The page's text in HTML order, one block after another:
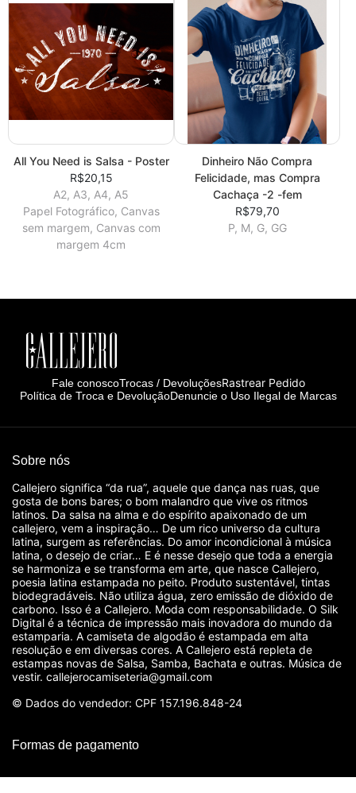
All You Need is Salsa - Poster
R$20,15
A2, A3, A4, A5
Papel Fotográfico, Canvas
sem margem, Canvas com
margem 4cm
Dinheiro Não Compra
Felicidade, mas Compra
Cachaça -2 -fem
R$79,70
P, M, G, GG
Fale conoscoTrocas / DevoluçõesRastrear Pedido
Política de Troca e DevoluçãoDenuncie o Uso Ilegal de Marcas
Sobre nós
Callejero significa “da rua”, aquele que dança nas ruas, que
gosta de bons bares; o bom malandro que vive os ritmos
latinos. Da salsa na alma e do espírito apaixonado de um
callejero, vem a inspiração… De um rico universo da cultura
latina, surgem as referências. Do amor incondicional à música
latina, o desejo de criar… E é nesse desejo que toda a energia
se harmoniza e se transforma em arte, que nasce Callejero,
poesia latina estampada no peito. Produto sustentável, tintas
biodegradáveis. Não utiliza água, zero emissão de dióxido de
carbono. Isso é a Callejero. Moda com responsabilidade. O Silk
Digital é a técnica de impressão mais inovadora do mundo da
estamparia. A camiseta de algodão é estampada em alta
resolução e em diversas cores. A Callejero está repleta de
estampas novas de Salsa, Samba, Bachata e outras. Música de
vestir. callejerocamiseteria@gmail.com
© Dados do vendedor: CPF 157.196.848-24
Formas de pagamento